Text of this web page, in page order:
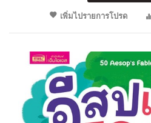
เพิ่มไปรายการโปรด